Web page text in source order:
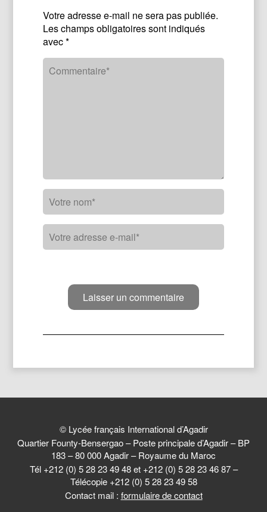
Votre adresse e-mail ne sera pas publiée.
Les champs obligatoires sont indiqués
avec*
© Lycée français International d’Agadir
Quartier Founty-Bensergao – Poste principale d’Agadir – BP
183 – 80 000 Agadir – Royaume du Maroc
Tél +212 (0) 5 28 23 49 48 et +212 (0) 5 28 23 46 87 –
Télécopie +212 (0) 5 28 23 49 58
Contact mail : formulaire de contact